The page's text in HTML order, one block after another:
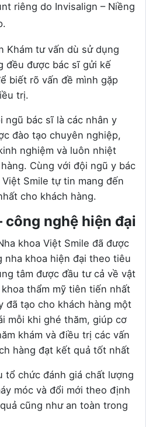
riêng do Invisalign – Niềng
Khám tư vấn dù sử dụng
đều được bác sĩ gửi kế
biết rõ vấn đề mình gặp
trị.
ngũ bác sĩ là các nhân y
đào tạo chuyên nghiệp,
nghiệm và luôn nhiệt
Cùng với đội ngũ y bác
Smile tự tin mang đến
cho khách hàng.
công nghệ hiện đại
khoa Việt Smile đã được
nha khoa hiện đại theo tiêu
tâm được đầu tư cả về vật
thẩm mỹ tiên tiến nhất
đã tạo cho khách hàng một
mỗi khi ghé thăm, giúp cơ
khám và điều trị các vấn
hàng đạt kết quả tốt nhất
tổ chức đánh giá chất lượng
móc và đổi mới theo định
cũng như an toàn trong